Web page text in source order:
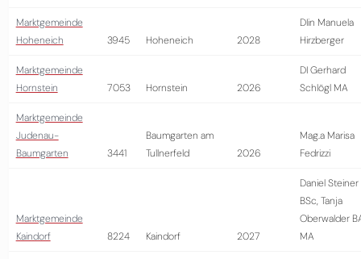
Marktgemeinde
Hoheneich
3945 Hoheneich 2028
DIin Manuela
Hirzberger
Marktgemeinde
Hornstein
7053 Hornstein 2026
DI Gerhard
Schlögl MA
Marktgemeinde
Judenau-
Baumgarten
3441
Baumgarten am
Tullnerfeld
2026
Mag.a Marisa
Fedrizzi
Marktgemeinde
Kaindorf
8224 Kaindorf 2027
Daniel Steiner
BSc, Tanja
Oberwalder
MA